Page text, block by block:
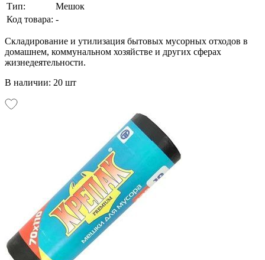
Тип:
Мешок
Код товара: -
Складирование и утилизация бытовых мусорных отходов в
домашнем, коммунальном хозяйстве и других сферах
жизнедеятельности.
В наличии: 20 шт